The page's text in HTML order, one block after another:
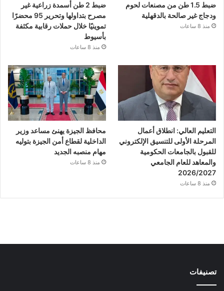
ضبط 1.5 طن من مصنعات لحوم
ودجاج غير صالحة بالدقهلية
منذ 8 ساعات
ضبط 2 طن أسمدة زراعية غير
مصرح بتداولها وتحرير 95 محضرًا
تموينيًا خلال حملات رقابية مكثفة
بأسيوط
منذ 8 ساعات
التعليم العالي: انطلاق أعمال
المرحلة الأولى للتنسيق الإلكتروني
للقبول بالجامعات الحكومية
والمعاهد للعام الجامعي
2026/2027
منذ 8 ساعات
محافظ الجيزة يهنئ مساعد وزير
الداخلية لقطاع أمن الجيزة بتوليه
مهام منصبه الجديد
منذ 8 ساعات
تصنيفات